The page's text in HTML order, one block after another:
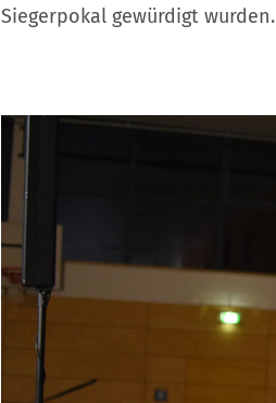
Siegerpokal gewürdigt wurden.